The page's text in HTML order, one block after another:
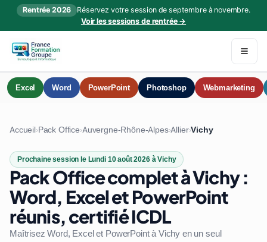
Rentrée 2026
Réservez votre session de septembre à novembre.
Voir les sessions de rentrée →
Excel Word PowerPoint Photoshop Webmarketing
Accueil›Pack Office›Auvergne-Rhône-Alpes›Allier›Vichy
Prochaine session le Lundi 10 août 2026 à Vichy
Pack Office complet à Vichy :
Word, Excel et PowerPoint
réunis, certifié ICDL
Maîtrisez Word, Excel et PowerPoint à Vichy en un seul